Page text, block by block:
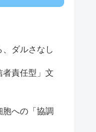
ダルさなし
責任型」文
への「協調